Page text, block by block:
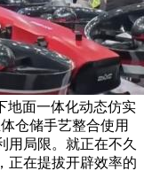
地面一体化动态仿实
仓储手艺整合使用
用局限。就正在不久
正在提拔开辟效率的